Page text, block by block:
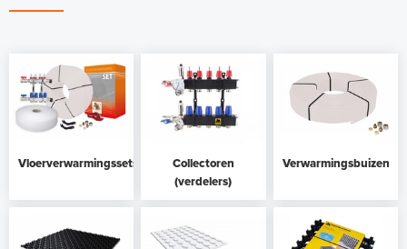
Vloerverwarmingssets
Collectoren
(verdelers)
Verwarmingsbuizen